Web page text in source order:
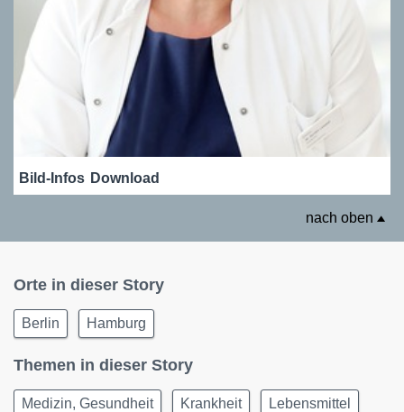
Bild-Infos Download
nach oben
Orte in dieser Story
Berlin Hamburg
Themen in dieser Story
Medizin, Gesundheit Krankheit Lebensmittel